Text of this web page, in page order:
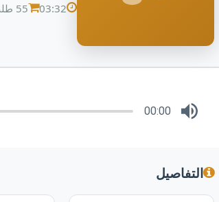
03:32 55 طلب
00:00
التفاصيل